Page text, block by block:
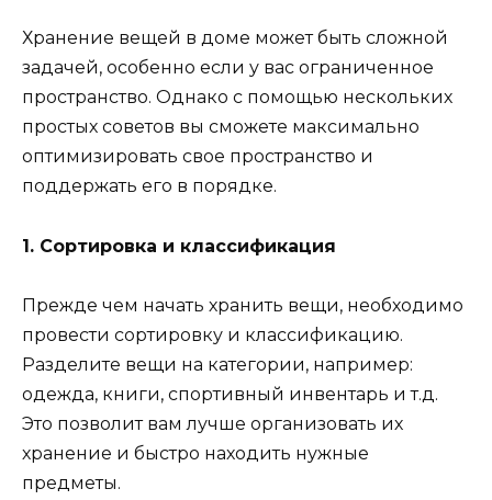
Хранение вещей в доме может быть сложной
задачей, особенно если у вас ограниченное
пространство. Однако с помощью нескольких
простых советов вы сможете максимально
оптимизировать свое пространство и
поддержать его в порядке.
1. Сортировка и классификация
Прежде чем начать хранить вещи, необходимо
провести сортировку и классификацию.
Разделите вещи на категории, например:
одежда, книги, спортивный инвентарь и т.д.
Это позволит вам лучше организовать их
хранение и быстро находить нужные
предметы.